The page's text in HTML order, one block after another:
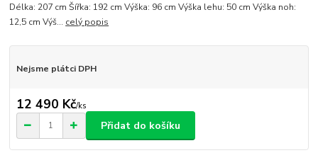
Délka: 207 cm Šířka: 192 cm Výška: 96 cm Výška lehu: 50 cm Výška noh:
12,5 cm Výš... celý popis
Nejsme plátci DPH
12 490 Kč/ks
Přidat do košíku